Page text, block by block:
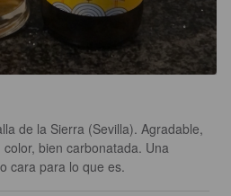
de la Sierra (Sevilla). Agradable,
bien carbonatada. Una
cara para lo que es.